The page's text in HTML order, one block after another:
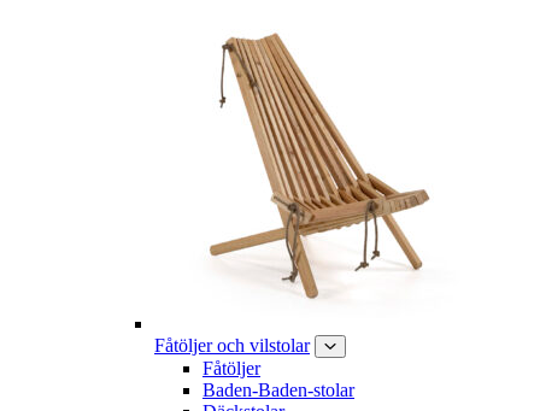
Fåtöljer och vilstolar
Fåtöljer
Baden-Baden-stolar